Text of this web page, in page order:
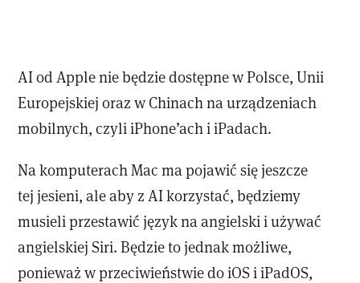
AI od Apple nie będzie dostępne w Polsce, Unii
Europejskiej oraz w Chinach na urządzeniach
mobilnych, czyli iPhone’ach i iPadach.
Na komputerach Mac ma pojawić się jeszcze
tej jesieni, ale aby z AI korzystać, będziemy
musieli przestawić język na angielski i używać
angielskiej Siri. Będzie to jednak możliwe,
ponieważ w przeciwieństwie do iOS i iPadOS,